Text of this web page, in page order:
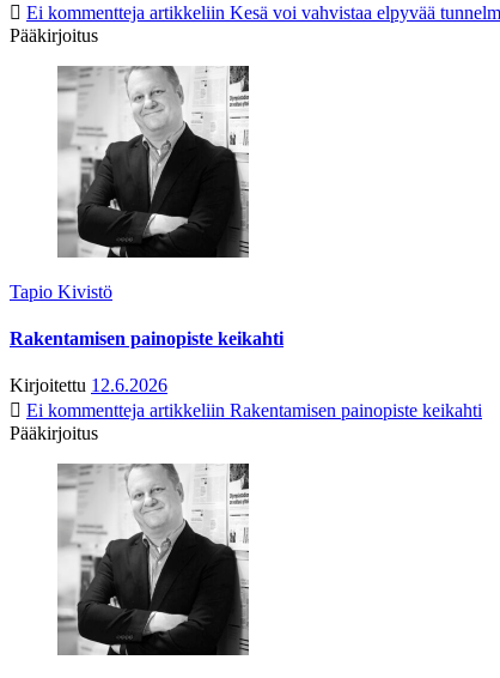
Ei kommentteja artikkeliin Kesä voi vahvistaa elpyvää
Pääkirjoitus
Tapio Kivistö
Rakentamisen painopiste keikahti
Kirjoitettu 12.6.2026
Ei kommentteja artikkeliin Rakentamisen painopiste keikahti
Pääkirjoitus